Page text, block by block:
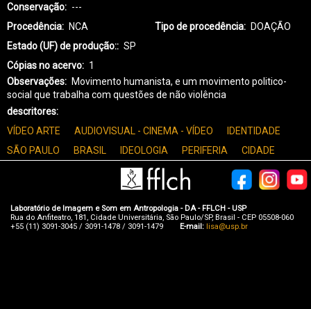
Conservação
---
Procedência
NCA Tipo de procedência
DOAÇÃO
Estado (UF) de produção:
SP
Cópias no acervo
1
Observações
Movimento humanista, e um movimento politico-
social que trabalha com questões de não violência
descritores
VÍDEO ARTE
AUDIOVISUAL - CINEMA - VÍDEO
IDENTIDADE
SÃO PAULO
BRASIL IDEOLOGIA PERIFERIA CIDADE
Laboratório de Imagem e Som em Antropologia - DA - FFLCH - USP
Rua do Anfiteatro, 181, Cidade Universitária, São Paulo/SP, Brasil - CEP 05508-060
+55 (11) 3091-3045 / 3091-1478 / 3091-1479 E-mail: lisa@usp.br